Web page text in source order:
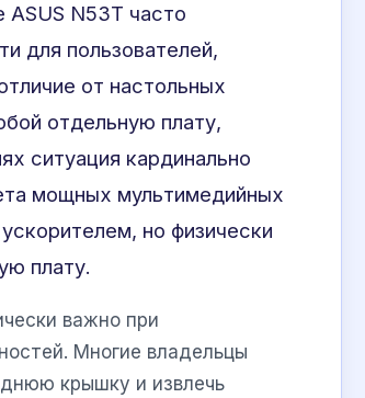
ASUS N53T часто
для пользователей,
от настольных
отдельную плату,
ситуация кардинально
мощных мультимедийных
но физически
плату.
важно при
Многие владельцы
крышку и извлечь